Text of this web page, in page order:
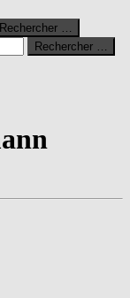
Rechercher …
Rechercher …